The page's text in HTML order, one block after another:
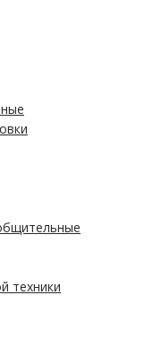
техники